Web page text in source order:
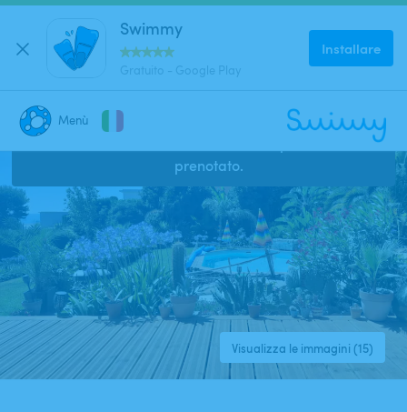
Swimmy
Installare
Menù
Dove stai cercando una piscina?
Dove?
Quando?
Data
prenotato.
Visualizza le immagini (15)